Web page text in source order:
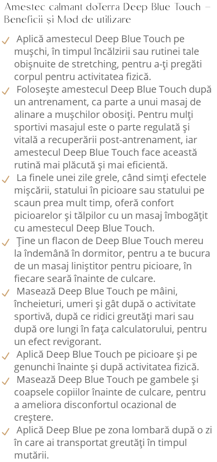
Amestec calmant doTerra Deep Blue Touch –
Beneficii și Mod de utilizare
Aplică amestecul Deep Blue Touch pe
mușchi, în timpul încălzirii sau rutinei tale
obișnuite de stretching, pentru a-ți pregăti
corpul pentru activitatea fizică.
Folosește amestecul Deep Blue Touch după
un antrenament, ca parte a unui masaj de
alinare a mușchilor obosiți. Pentru mulți
sportivi masajul este o parte regulată și
vitală a recuperării post-antrenament, iar
amestecul Deep Blue Touch face această
rutină mai plăcută și mai eficientă.
La finele unei zile grele, când simți efectele
mișcării, statului în picioare sau statului pe
scaun prea mult timp, oferă confort
picioarelor și tălpilor cu un masaj îmbogățit
cu amestecul Deep Blue Touch.
Ține un flacon de Deep Blue Touch mereu
la îndemână în dormitor, pentru a te bucura
de un masaj liniștitor pentru picioare, în
fiecare seară înainte de culcare.
Masează Deep Blue Touch pe mâini,
încheieturi, umeri și gât după o activitate
sportivă, după ce ridici greutăți mari sau
după ore lungi în fața calculatorului, pentru
un efect revigorant.
Aplică Deep Blue Touch pe picioare și pe
genunchi înainte și după activitatea fizică.
Masează Deep Blue Touch pe gambele și
coapsele copiilor înainte de culcare, pentru
a ameliora disconfortul ocazional de
creștere.
Aplică Deep Blue pe zona lombară după o zi
în care ai transportat greutăți în timpul
mutării.